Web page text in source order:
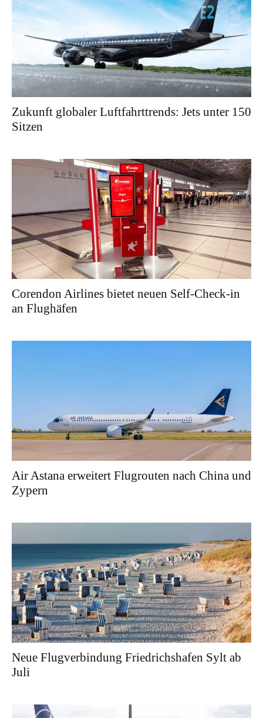
Zukunft globaler Luftfahrttrends: Jets unter 150
Sitzen
Corendon Airlines bietet neuen Self-Check-in
an Flughäfen
Air Astana erweitert Flugrouten nach China und
Zypern
Neue Flugverbindung Friedrichshafen Sylt ab
Juli